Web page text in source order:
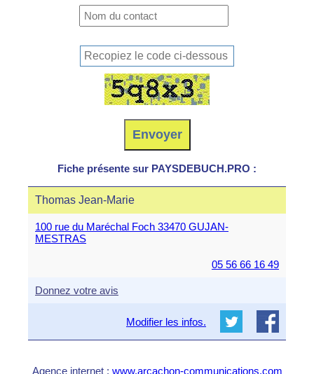
Fiche présente sur PAYSDEBUCH.PRO :
Thomas Jean-Marie
100 rue du Maréchal Foch 33470 GUJAN-
MESTRAS
05 56 66 16 49
Donnez votre avis
Modifier les infos.
Agence internet : www.arcachon-communications.com